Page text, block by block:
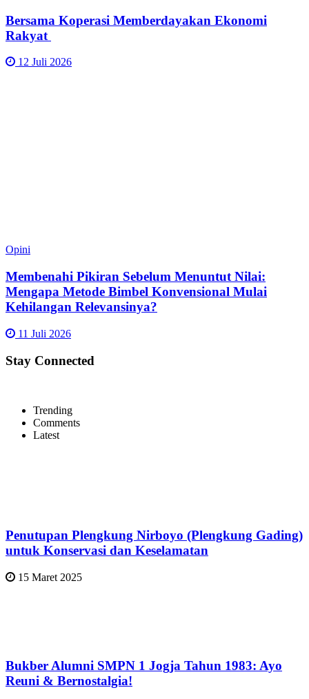
Bersama Koperasi Memberdayakan Ekonomi
Rakyat
12 Juli 2026
Opini
Membenahi Pikiran Sebelum Menuntut Nilai:
Mengapa Metode Bimbel Konvensional Mulai
Kehilangan Relevansinya?
11 Juli 2026
Stay Connected
Trending
Comments
Latest
Penutupan Plengkung Nirboyo (Plengkung Gading)
untuk Konservasi dan Keselamatan
15 Maret 2025
Bukber Alumni SMPN 1 Jogja Tahun 1983: Ayo
Reuni & Bernostalgia!